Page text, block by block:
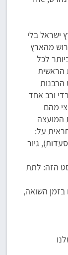
ישראל בלי
מהארץ
לכל
הראשית
הרבנות
ורב אחד
12 רבנים, חצי מהם
המועצה
אחראית על:
גיור
הזה: לתת
בזמן השואה,